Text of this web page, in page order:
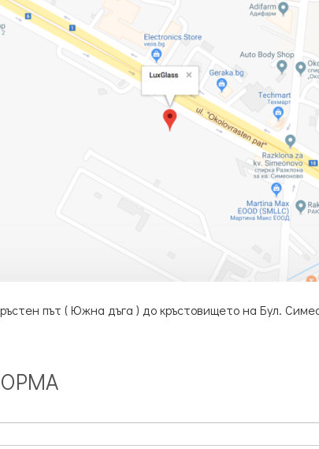
път ( Южна дъга ) до кръстовището на Бул.